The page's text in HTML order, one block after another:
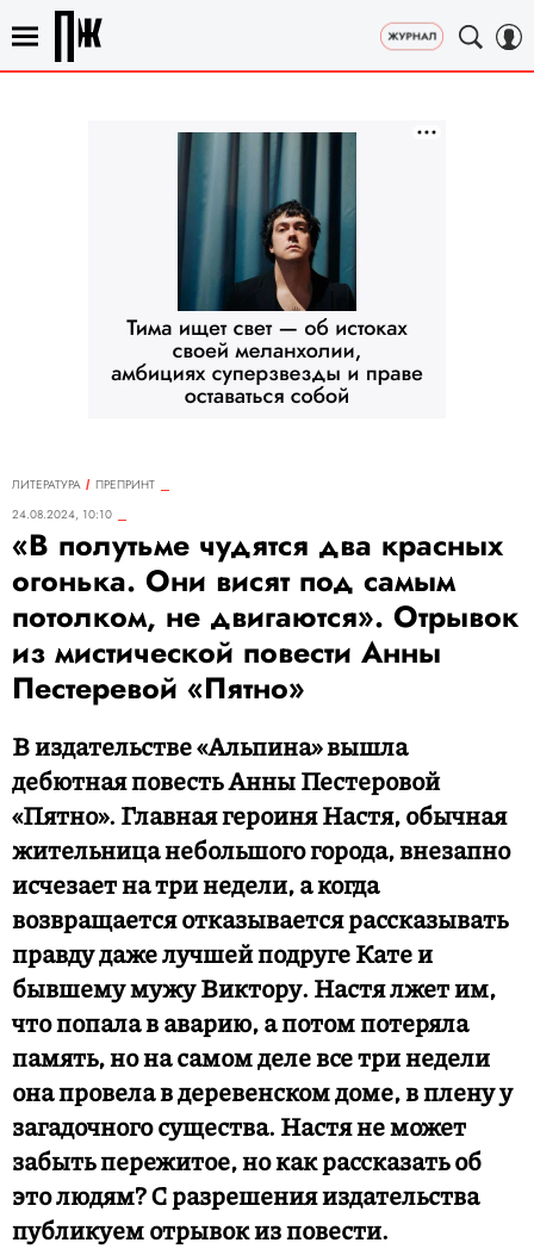
ЛИТЕРАТУРА
ПРЕПРИНТ
24.08.2024, 10:10
«В полутьме чудятся два красных
огонька. Они висят под самым
потолком, не двигаются». Отрывок
из мистической повести Анны
Пестеревой «Пятно»
В издательстве «Альпина» вышла
дебютная повесть Анны Пестеровой
«Пятно». Главная героиня Настя, обычная
жительница небольшого города, внезапно
исчезает на три недели, а когда
возвращается отказывается рассказывать
правду даже лучшей подруге Кате и
бывшему мужу Виктору. Настя лжет им,
что попала в аварию, а потом потеряла
память, но на самом деле все три недели
она провела в деревенском доме, в плену у
загадочного существа. Настя не может
забыть пережитое, но как рассказать об
это людям? С разрешения издательства
публикуем отрывок из повести.